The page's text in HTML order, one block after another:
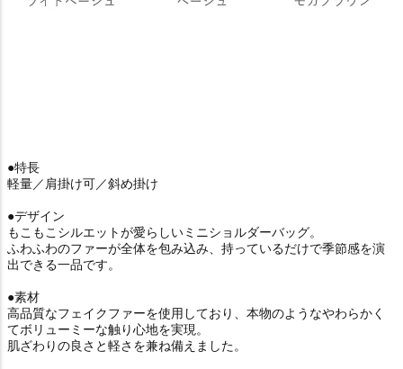
●特長
軽量／肩掛け可／斜め掛け
●デザイン
もこもこシルエットが愛らしいミニショルダーバッグ。
ふわふわのファーが全体を包み込み、持っているだけで季節感を演
出できる一品です。
●素材
高品質なフェイクファーを使用しており、本物のようなやわらかく
てボリューミーな触り心地を実現。
肌ざわりの良さと軽さを兼ね備えました。